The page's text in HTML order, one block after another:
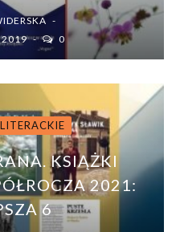
2019
0
KSIĄŻKI
2021:
6